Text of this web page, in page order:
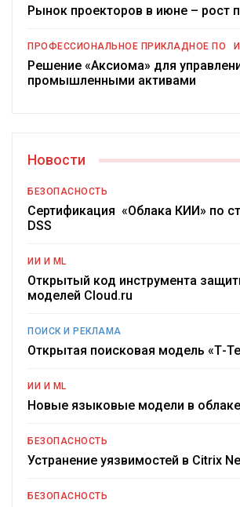
Рынок проекторов в июне – рост
ПРОФЕССИОНАЛЬНОЕ ПРИКЛАДНОЕ ПО
Решение «Аксиома» для
промышленными активами
Новости
БЕЗОПАСНОСТЬ
Сертификация «Облака КИИ» по
DSS
ИИ И ML
Открытый код инструмента
моделей Cloud.ru
ПОИСК И РЕКЛАМА
Открытая поисковая модель «Т-
ИИ И ML
Новые языковые модели в облаке
БЕЗОПАСНОСТЬ
Устранение уязвимостей в Citrix
БЕЗОПАСНОСТЬ